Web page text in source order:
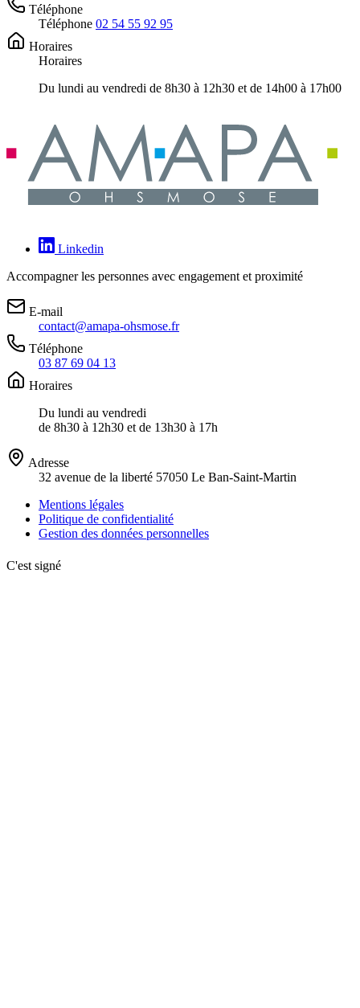
Téléphone
Téléphone 02 54 55 92 95
Horaires
Horaires
Du lundi au vendredi de 8h30 à 12h30 et de 14h00 à 17h00
Linkedin
Accompagner les personnes avec engagement et proximité
E-mail
contact@amapa-ohsmose.fr
Téléphone
03 87 69 04 13
Horaires
Du lundi au vendredi
de 8h30 à 12h30 et de 13h30 à 17h
Adresse
32 avenue de la liberté 57050 Le Ban-Saint-Martin
Mentions légales
Politique de confidentialité
Gestion des données personnelles
C'est signé